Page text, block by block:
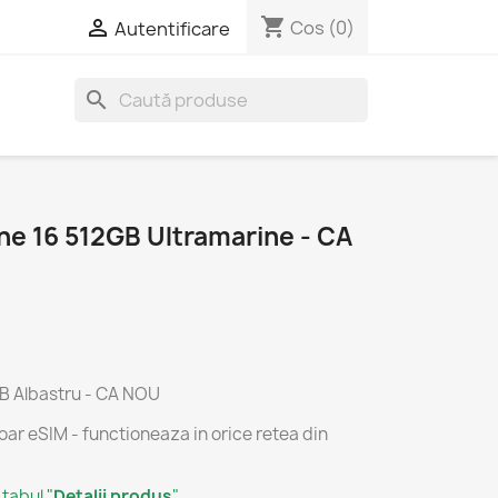
 Autentificare shopping_cart Cos (0)
search
16 512GB Ultramarine - CA
Albastru - CA NOU
eSIM - functioneaza in orice retea din